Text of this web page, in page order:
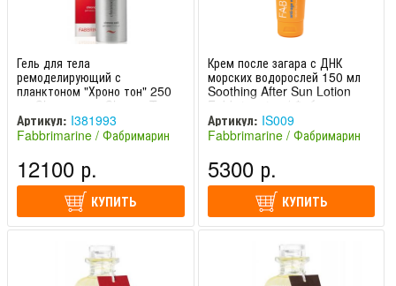
Гель для тела
ремоделирующий с
планктоном "Хроно тон" 250
мл Chronocare Chrono Tono
Fabbrimarine / Фабримарин
Артикул: I381993
Fabbrimarine / Фабримарин
12100 р.
КУПИТЬ
Крем после загара с ДНК
морских водорослей 150 мл
Soothing After Sun Lotion
Fabbrimarine / Фабримарин
Артикул: IS009
Fabbrimarine / Фабримарин
5300 р.
КУПИТЬ